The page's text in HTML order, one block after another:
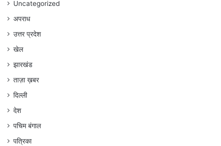
Uncategorized
अपराध
उत्तर प्रदेश
खेल
झारखंड
ताज़ा ख़बर
दिल्ली
देश
पचिम बंगाल
पत्रिका